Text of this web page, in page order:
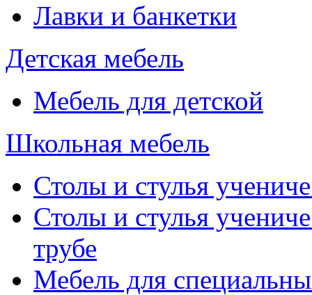
Лавки и банкетки
Детская мебель
Мебель для детской
Школьная мебель
Столы и стулья
Столы и стулья
трубе
Мебель для